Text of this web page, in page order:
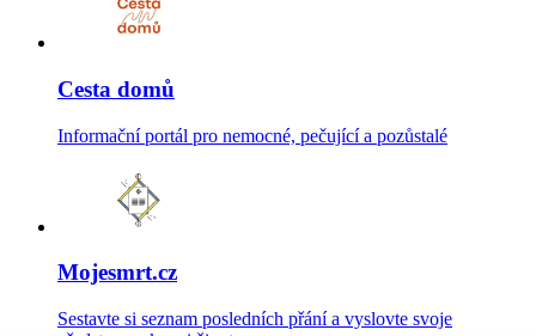
Cesta domů
Informační portál pro nemocné, pečující a pozůstalé
Mojesmrt.cz
Sestavte si seznam posledních přání a vyslovte svoje